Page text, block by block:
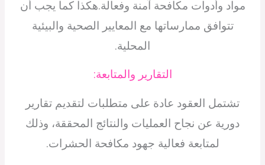
مواد وأدوات مكافحة آمنة وفعالة.هكذا كما يجب أن
تتوافق ممارساتها مع المعايير الصحية والبيئية
المحلية.
التقارير والمتابعة:
تشتمل العقود عادة على متطلبات لتقديم تقارير
دورية عن نجاح العمليات والنتائج المحققة، وذلك
لمتابعة فعالية جهود مكافحة الحشرات.